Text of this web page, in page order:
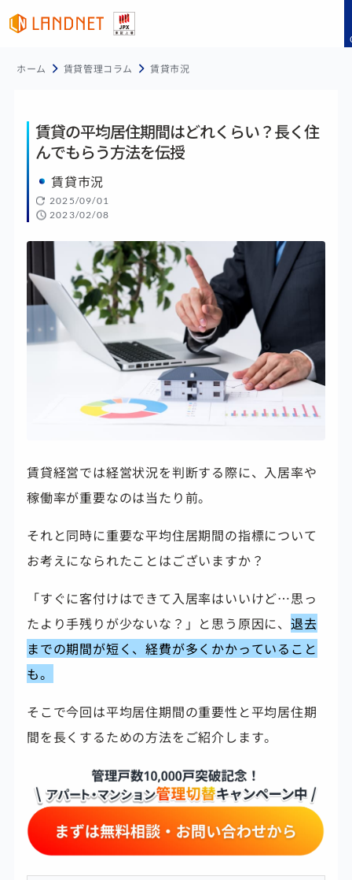
ホーム 賃貸管理コラム 賃貸市況
賃貸の平均居住期間はどれくらい？長く住
んでもらう方法を伝授
賃貸市況
2025/09/01
2023/02/08
賃貸経営では経営状況を判断する際に、入居率や
稼働率が重要なのは当たり前。
それと同時に重要な平均住居期間の指標について
お考えになられたことはございますか？
「すぐに客付けはできて入居率はいいけど…思っ
たより手残りが少ないな？」と思う原因に、 退去
までの期間が短く、経費が多くかかっていること
も。
そこで今回は平均居住期間の重要性と平均居住期
間を長くするための方法をご紹介します。